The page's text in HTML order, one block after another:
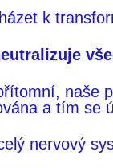
k
naše
a tím se
nervový